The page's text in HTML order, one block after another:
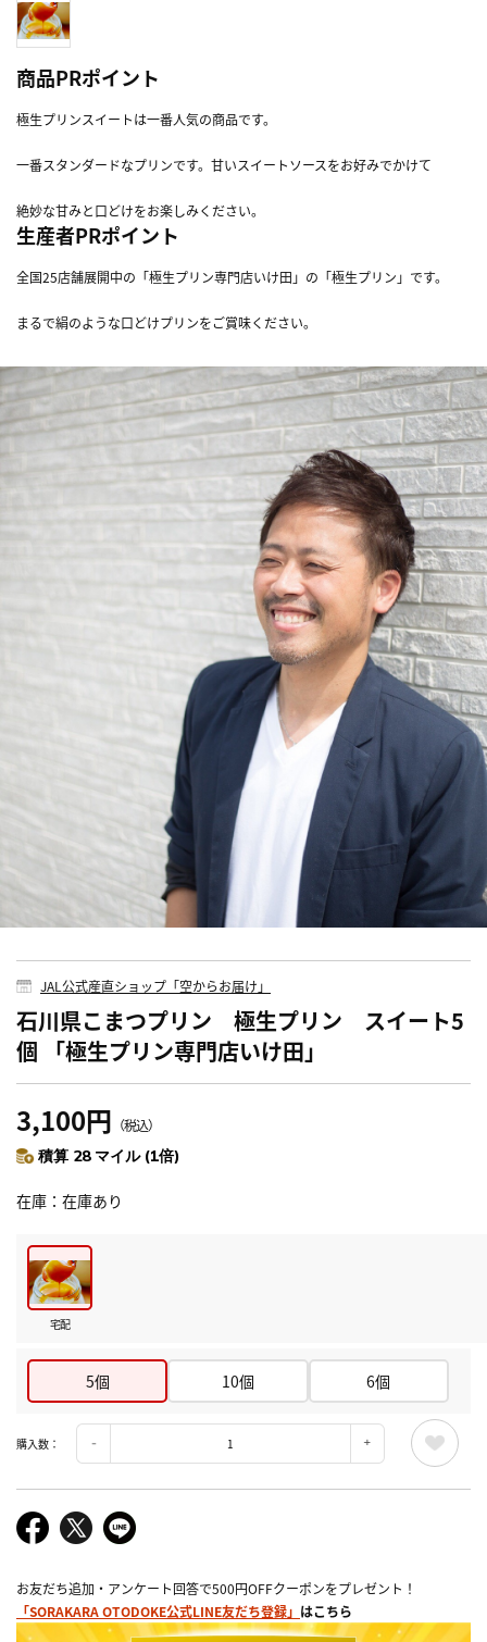
商品PRポイント
極生プリンスイートは一番人気の商品です。
一番スタンダードなプリンです。甘いスイートソースをお好みでかけて
絶妙な甘みと口どけをお楽しみください。
生産者PRポイント
全国25店舗展開中の「極生プリン専門店いけ田」の「極生プリン」です。
まるで絹のような口どけプリンをご賞味ください。
JAL公式産直ショップ「空からお届け」
石川県こまつプリン 極生プリン スイート5
個 「極生プリン専門店いけ田」
3,100円 （税込）
積算 28 マイル (1倍)
在庫 在庫あり
宅配
5個 10個 6個
購入数：
お友だち追加・アンケート回答で500円OFFクーポンをプレゼント！
「SORAKARA OTODOKE公式LINE友だち登録」 はこちら